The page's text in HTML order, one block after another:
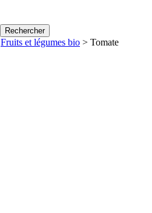
Rechercher
Fruits et légumes bio > Tomate